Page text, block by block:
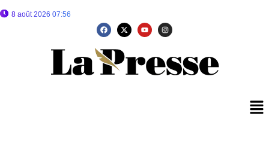
8 août 2026 07:56